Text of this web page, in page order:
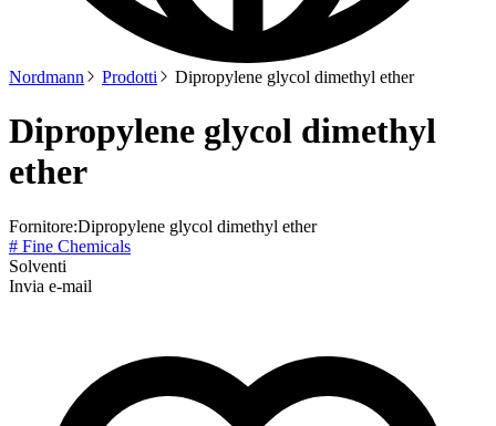
Nordmann Prodotti Dipropylene glycol dimethyl ether
Dipropylene glycol dimethyl
ether
Fornitore:Dipropylene glycol dimethyl ether
# Fine Chemicals
Solventi
Invia e-mail